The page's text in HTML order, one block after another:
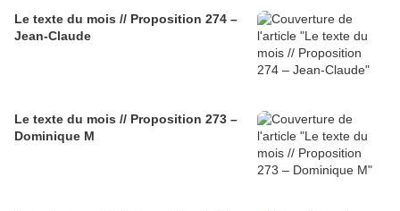
Le texte du mois // Proposition 274 –
Jean-Claude
Le texte du mois // Proposition 273 –
Dominique M